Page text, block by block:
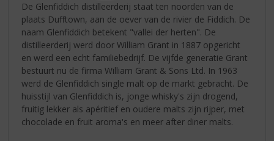
De Glenfiddich distilleerderij staat ten noorden van de
plaats Dufftown, aan de oever van de rivier de Fiddich. De
naam Glenfiddich betekent "vallei der herten". De
distilleerderij werd door William Grant in 1887 opgericht
en werd een echt familiebedrijf. De vijfde generatie Grant
bestuurt nu de firma William Grant & Sons Ltd. In 1963
werd de Glenfiddich single malt op de markt gebracht. De
huisstijl van Glenfiddich is, jonge whisky's zijn drogend,
fruitig lekker als apéritief en oudere malts zijn rijper, met
chocolade en fruit aroma's en meer after diner malts.